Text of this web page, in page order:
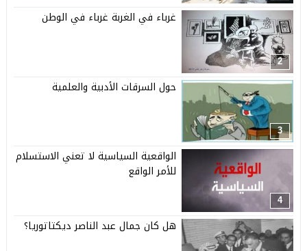
2
غرباء في الغربة غرباء في الوطن
3
حول السرقات الأدبية والعلمية
4
الواقعية السياسية لا تعني الاستسلام
للأمر الواقع
هل كان جمال عبد الناصر ديكتاتوريا؟